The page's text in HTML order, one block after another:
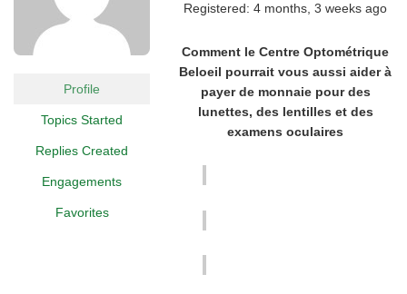
Profile
Topics Started
Replies Created
Engagements
Favorites
Registered: 4 months, 3 weeks ago
Comment le Centre Optométrique
Beloeil pourrait vous aussi aider à
payer de monnaie pour des
lunettes, des lentilles et des
examens oculaires